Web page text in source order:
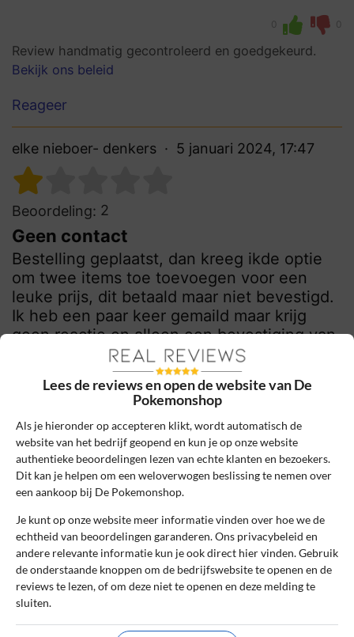
0 0
Review handmatig gecontroleerd en goedgekeurd.
Bekijk ons beleid
Reageer
elke nieboer- denkers 5 januari 2024, 17:47
Beoordeling: 2
Geen contact
Bestelling geplaatst, dan kreeg ikde optie
om twee items toe toevoegen voor een
leuke prijs, dit betaald maar niet bevestigd.
Ik heb een paar keer gemaild maar krijg
geen reactie en alleen een bevestiging van
de eerste bestelling dat deze verzonden is
(al drie dagen) maar geen track and tracé
code oid. Ben benieuwd of het nog op tijd
binnen komt of dat ’t überhaupt aankomt…
1
Review handmatig gecontroleerd en goedgekeurd.
Bekijk ons beleid
Reageer
bram 29 juni 2022, 16:11
Lees de reviews en open de website van De
Pokemonshop
Als je hieronder op accepteren klikt, wordt automatisch de
website van het bedrijf geopend en kun je op onze website
authentieke beoordelingen lezen van echte klanten en bezoekers.
Dit kan je helpen om een weloverwogen beslissing te nemen over
een aankoop bij De Pokemonshop.
Je kunt op onze website meer informatie vinden over hoe we de
echtheid van beoordelingen garanderen. Ons privacybeleid en
andere relevante informatie kun je ook direct hier vinden. Gebruik
de onderstaande knoppen om de bedrijfswebsite te openen en de
reviews te lezen, of om deze niet te openen en deze melding te
sluiten.